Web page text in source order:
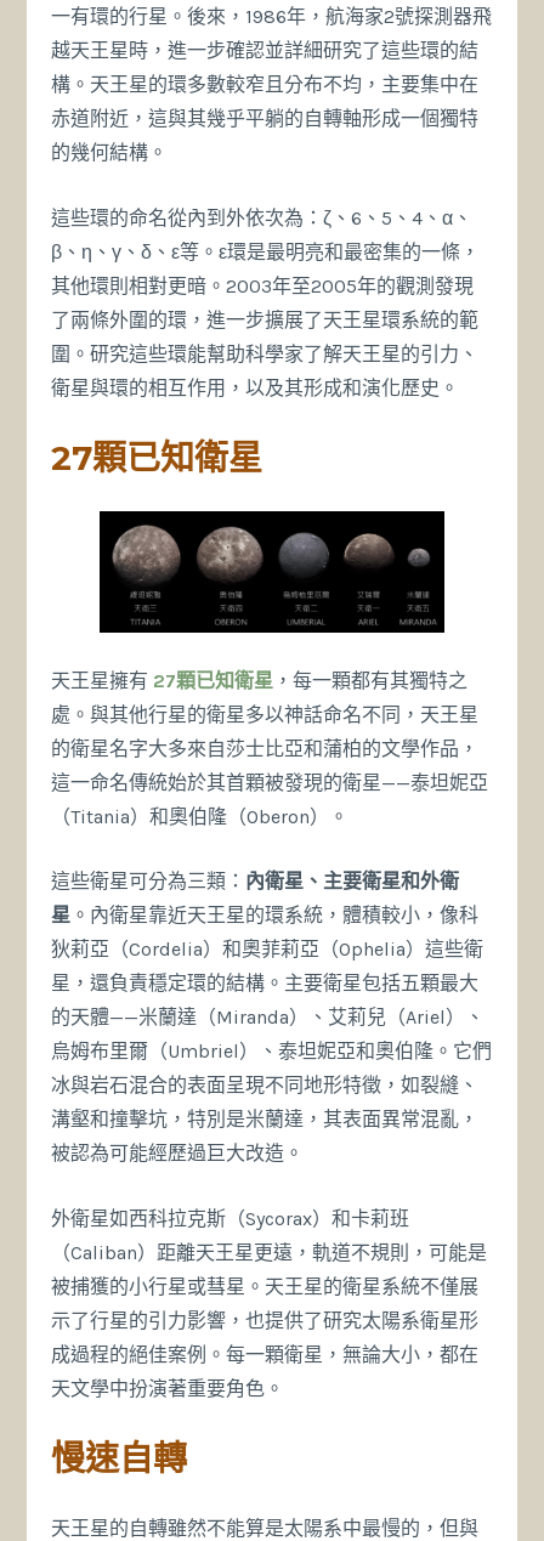
一有環的行星。後來，1986年，航海家2號探測器飛
越天王星時，進一步確認並詳細研究了這些環的結
構。天王星的環多數較窄且分布不均，主要集中在
赤道附近，這與其幾乎平躺的自轉軸形成一個獨特
的幾何結構。
這些環的命名從內到外依次為：ζ、6、5、4、α、
β、η、γ、δ、ε等。ε環是最明亮和最密集的一條，
其他環則相對更暗。2003年至2005年的觀測發現
了兩條外圍的環，進一步擴展了天王星環系統的範
圍。研究這些環能幫助科學家了解天王星的引力、
衛星與環的相互作用，以及其形成和演化歷史。
27顆已知衛星
天王星擁有 27顆已知衛星 ，每一顆都有其獨特之
處。與其他行星的衛星多以神話命名不同，天王星
的衛星名字大多來自莎士比亞和蒲柏的文學作品，
這一命名傳統始於其首顆被發現的衛星——泰坦妮亞
（Titania）和奧伯隆（Oberon）。
這些衛星可分為三類： 內衛星、主要衛星和外衛
星 。內衛星靠近天王星的環系統，體積較小，像科
狄莉亞（Cordelia）和奧菲莉亞（Ophelia）這些衛
星，還負責穩定環的結構。主要衛星包括五顆最大
的天體——米蘭達（Miranda）、艾莉兒（Ariel）、
烏姆布里爾（Umbriel）、泰坦妮亞和奧伯隆。它們
冰與岩石混合的表面呈現不同地形特徵，如裂縫、
溝壑和撞擊坑，特別是米蘭達，其表面異常混亂，
被認為可能經歷過巨大改造。
外衛星如西科拉克斯（Sycorax）和卡莉班
（Caliban）距離天王星更遠，軌道不規則，可能是
被捕獲的小行星或彗星。天王星的衛星系統不僅展
示了行星的引力影響，也提供了研究太陽系衛星形
成過程的絕佳案例。每一顆衛星，無論大小，都在
天文學中扮演著重要角色。
慢速自轉
天王星的自轉雖然不能算是太陽系中最慢的，但與